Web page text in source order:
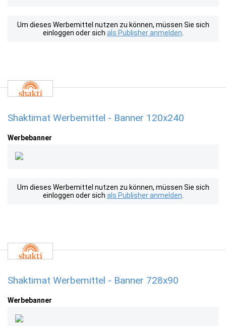
Um dieses Werbemittel nutzen zu können, müssen Sie sich
einloggen oder sich als Publisher anmelden
Shaktimat Werbemittel - Banner 120x240
Werbebanner
Um dieses Werbemittel nutzen zu können, müssen Sie sich
einloggen oder sich als Publisher anmelden
Shaktimat Werbemittel - Banner 728x90
Werbebanner